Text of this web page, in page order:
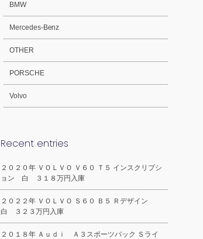
BMW
Mercedes-Benz
OTHER
PORSCHE
Volvo
Recent entries
２０２０年 ＶＯＬＶＯ Ｖ６０ Ｔ５ インスクリプシ
ョン 白 ３１８万円入庫
２０２２年 ＶＯＬＶＯ Ｓ６０ Ｂ５ Ｒデザイン
白 ３２３万円入庫
２０１８年 Ａｕｄｉ Ａ３スポーツバック Ｓライ